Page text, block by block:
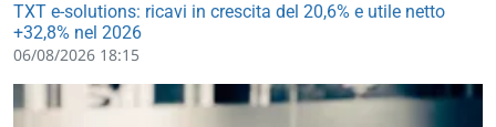
TXT e-solutions: ricavi in crescita del 20,6% e utile netto
+32,8% nel 2026
06/08/2026 18:15